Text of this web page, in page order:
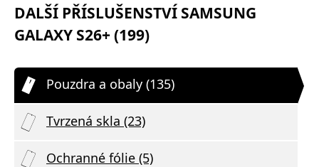
DALŠÍ PŘÍSLUŠENSTVÍ SAMSUNG
GALAXY S26+ (199)
Pouzdra a obaly (135)
Tvrzená skla (23)
Ochranné fólie (5)